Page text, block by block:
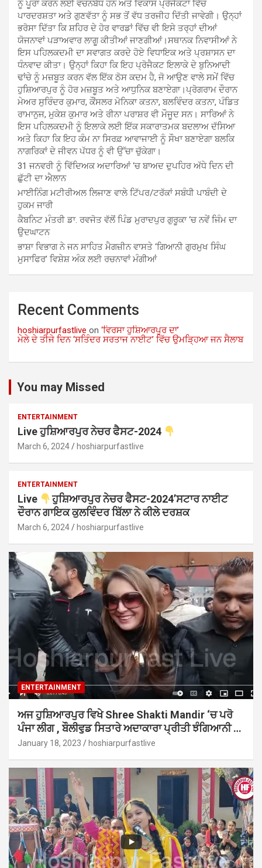
ਨੂੰ ਪੂਰਾ ਕਰਨ ਲਈ ਵਚਨਬੱਧ ਹਨ ਅਤੇ ਵਿਕਾਸ ਪ੍ਰੋਜੈਕਟਾਂ ਵਿੱਚ
ਪਾਰਦਰਸ਼ਤਾ ਅਤੇ ਗੁਣਵੱਤਾ ਨੂੰ ਸਭ ਤੋਂ ਵੱਧ ਤਰਜੀਹ ਦਿੱਤੀ ਜਾਵੇਗੀ। ਉਨ੍ਹਾਂ
ਭਰੋਸਾ ਦਿੱਤਾ ਕਿ ਸ਼ਹਿਰ ਦੇ ਹੋਰ ਵਾਰਡਾਂ ਵਿੱਚ ਵੀ ਇਸੇ ਤਰ੍ਹਾਂ ਦੀਆਂ
ਯੋਜਨਾਵਾਂ ਪੜਾਅਵਾਰ ਲਾਗੂ ਕੀਤੀਆਂ ਜਾਣਗੀਆਂ।ਸਥਾਨਕ ਨਿਵਾਸੀਆਂ ਨੇ
ਇਸ ਪਹਿਲਕਦਮੀ ਦਾ ਸਵਾਗਤ ਕਰਦੇ ਹੋਏ ਵਿਧਾਇਕ ਅਤੇ ਪ੍ਰਸ਼ਾਸਨ ਦਾ
ਧੰਨਵਾਦ ਕੀਤਾ। ਉਨ੍ਹਾਂ ਕਿਹਾ ਕਿ ਇਹ ਪ੍ਰੋਜੈਕਟ ਇਲਾਕੇ ਦੇ ਬੁਨਿਆਦੀ
ਢਾਂਚੇ ਨੂੰ ਮਜ਼ਬੂਤ ਕਰਨ ਵੱਲ ਇੱਕ ਠੋਸ ਕਦਮ ਹੈ, ਜੋ ਆਉਣ ਵਾਲੇ ਸਮੇਂ ਵਿੱਚ
ਹੁਸ਼ਿਆਰਪੁਰ ਨੂੰ ਹੋਰ ਮਜ਼ਬੂਤ ਅਤੇ ਆਧੁਨਿਕ ਬਣਾਏਗਾ।ਪ੍ਰੋਗਰਾਮ ਦੌਰਾਨ
ਮੇਅਰ ਸੁਰਿੰਦਰ ਕੁਮਾਰ, ਕੌਂਸਲਰ ਮੋਨਿਕਾ ਕਤਨਾ, ਬਲਵਿੰਦਰ ਕਤਨਾ, ਪੰਡਿਤ
ਰਾਮਾਨੁਜ, ਮੁਕੇਸ਼ ਕੁਮਾਰ ਅਤੇ ਰੀਨਾ ਪਰਾਸ਼ਰ ਵੀ ਮੌਜੂਦ ਸਨ। ਸਾਰਿਆਂ ਨੇ
ਇਸ ਪਹਿਲਕਦਮੀ ਨੂੰ ਇਲਾਕੇ ਲਈ ਇੱਕ ਸਕਾਰਾਤਮਕ ਬਦਲਾਅ ਦੱਸਿਆ
ਅਤੇ ਕਿਹਾ ਕਿ ਇਹ ਕੰਮ ਨਾ ਸਿਰਫ਼ ਆਵਾਜਾਈ ਨੂੰ ਸੌਖਾ ਬਣਾਏਗਾ ਬਲਕਿ
ਨਾਗਰਿਕਾਂ ਦੇ ਜੀਵਨ ਪੱਧਰ ਨੂੰ ਵੀ ਉੱਚਾ ਚੁੱਕੇਗਾ।
31 ਜਨਵਰੀ ਨੂੰ ਵਿੱਦਿਅਕ ਅਦਾਰਿਆਂ ‘ਚ ਬਾਅਦ ਦੁਪਹਿਰ ਅੱਧੇ ਦਿਨ ਦੀ
ਛੁੱਟੀ ਦਾ ਐਲਾਨ
ਮਾਈਨਿੰਗ ਮਟੀਰੀਅਲ ਲਿਜਾਣ ਵਾਲੇ ਟਿੱਪਰ/ਟਰੱਕਾਂ ਸਬੰਧੀ ਪਾਬੰਦੀ ਦੇ
ਹੁਕਮ ਜਾਰੀ
ਕੈਬਨਿਟ ਮੰਤਰੀ ਡਾ. ਰਵਜੋਤ ਵੱਲੋਂ ਪਿੰਡ ਮੁਰਾਦਪੁਰ ਗੁਰੂਕਾ ‘ਚ ਨਵੇਂ ਜਿੰਮ ਦਾ
ਉਦਘਾਟਨ
ਭਾਸ਼ਾ ਵਿਭਾਗ ਨੇ ਜਨ ਸਾਹਿਤ ਮੈਗਜ਼ੀਨ ਵਾਸਤੇ ‘ਗਿਆਨੀ ਗੁਰਮੁਖ ਸਿੰਘ
ਮੁਸਾਫਿਰ’ ਵਿਸ਼ੇਸ਼ ਅੰਕ ਲਈ ਰਚਨਾਵਾਂ ਮੰਗੀਆਂ
Recent Comments
hoshiarpurfastlive on ‘ਵਿਰਸਾ ਹੁਸ਼ਿਆਰਪੁਰ ਦਾ’
ਮੇਲੇ ਦੇ ਤੀਜੇ ਦਿਨ ‘ਸਤਿੰਦਰ ਸਰਤਾਜ ਨਾਈਟ’ ਵਿੱਚ ਉਮੜ੍ਹਿਆ ਜਨ ਸੈਲਾਬ
You may Missed
ENTERTAINMENT
Live ਹੁਸ਼ਿਆਰਪੁਰ ਨੇਚਰ ਫੈਸਟ-2024
March 6, 2024 hoshiarpurfastlive
ENTERTAINMENT
Live
ਹੁਸ਼ਿਆਰਪੁਰ ਨੇਚਰ ਫੈਸਟ-2024’ਸਟਾਰ ਨਾਈਟ
ਦੌਰਾਨ ਗਾਇਕ ਕੁਲਵਿੰਦਰ ਬਿੱਲਾ ਨੇ ਕੀਲੇ ਦਰਸ਼ਕ
March 6, 2024 hoshiarpurfastlive
ENTERTAINMENT
ਅਜ ਹੁਸ਼ਿਆਰਪੁਰ ਵਿਖੇ Shree Shakti Mandir ‘ਚ ਪਰੋ
ਪੰਜਾ ਲੀਗ , ਬੌਲੀਵੁਡ ਸਿਤਾਰੇ ਅਦਾਕਾਰਾ ਪ੍ਰੀਤੀ ਝੰਗਿਆਨੀ …
January 18, 2023 hoshiarpurfastlive